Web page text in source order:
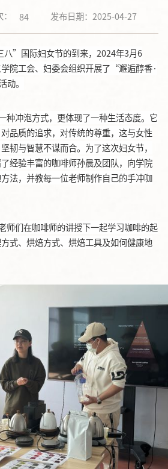
84 发布日期：2025-04-27
”国际妇女节的到来，2024年3月6
院工会、妇委会组织开展了“邂逅醇香·
。
种冲泡方式，更体现了一种生活态度。它
品质的追求，对传统的尊重，这与女性
韧与智慧不谋而合。为了这次妇女节，
经验丰富的咖啡师孙晨及团队，向学院
法，并教每一位老师制作自己的手冲咖
师们在咖啡师的讲授下一起学习咖啡的起
式、烘焙方式、烘焙工具及如何健康地